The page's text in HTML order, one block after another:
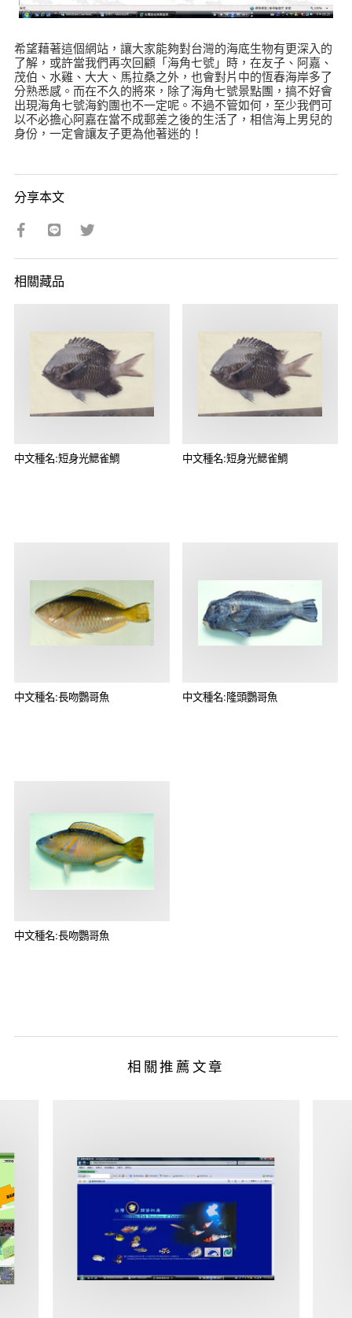
希望藉著這個網站，讓大家能夠對台灣的海底生物有更深入的
了解，或許當我們再次回顧「海角七號」時，在友子、阿嘉、
茂伯、水雞、大大、馬拉桑之外，也會對片中的恆春海岸多了
分熟悉感。而在不久的將來，除了海角七號景點團，搞不好會
出現海角七號海釣團也不一定呢。不過不管如何，至少我們可
以不必擔心阿嘉在當不成郵差之後的生活了，相信海上男兒的
身份，一定會讓友子更為他著迷的！
分享本文
相關藏品
中文種名:短身光鰓雀鯛 中文種名:短身光鰓雀鯛
中文種名:長吻鸚哥魚 中文種名:隆頭鸚哥魚
中文種名:長吻鸚哥魚
相關推薦文章